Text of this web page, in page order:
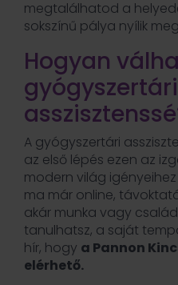
megtalálhatod a
sokszínű pálya nyílik
Hogyan
gyógyszertári
A gyógyszertári
az első lépés ezen az
modern világ
ma már online,
akár munka vagy
tanulhatsz, a saját
hír, hogy a Pannon
elérhető.